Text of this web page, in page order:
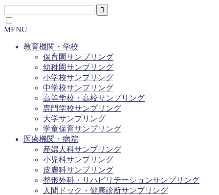
MENU
教育機関・学校
保育園サンプリング
幼稚園サンプリング
小学校サンプリング
中学校サンプリング
高等学校・高校サンプリング
専門学校サンプリング
大学サンプリング
学童保育サンプリング
医療機関・病院
産婦人科サンプリング
小児科サンプリング
皮膚科サンプリング
整形外科・リハビリテーションサンプリング
人間ドック・健康診断サンプリング